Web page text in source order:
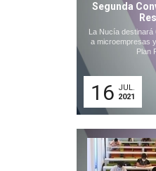
Segunda
La Nucía destinará
a microempresas
Plan
16 JUL.
2021